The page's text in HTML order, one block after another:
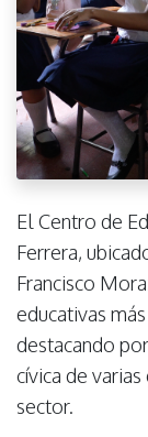
El Centro de
Ferrera,
Francisco
educativas
destacando
cívica de
sector.